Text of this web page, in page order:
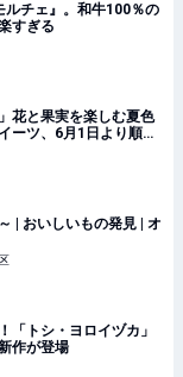
ルチェ』。和牛100％の
すぎる
花と果実を楽しむ夏色
ーツ、6月1日より順次
| おいしいもの発見 | オ
「トシ・ヨロイヅカ」
作が登場